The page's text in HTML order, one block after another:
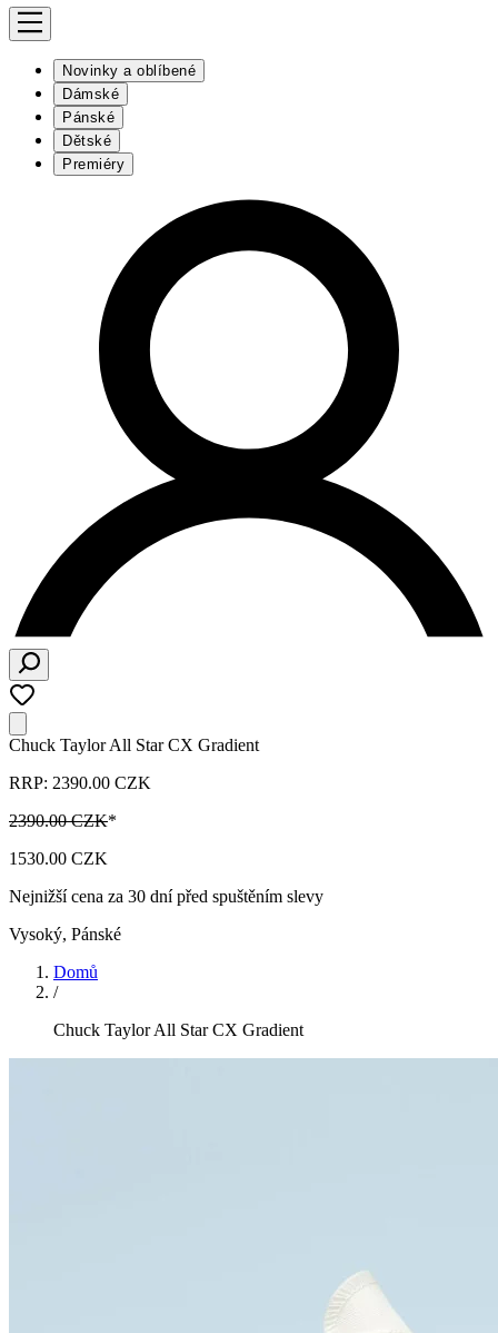
Novinky a oblíbené
Dámské
Pánské
Dětské
Premiéry
Chuck Taylor All Star CX Gradient
RRP: 2390.00 CZK
2390.00 CZK*
1530.00 CZK
Nejnižší cena za 30 dní před spuštěním slevy
Vysoký, Pánské
Domů
/
Chuck Taylor All Star CX Gradient